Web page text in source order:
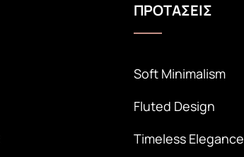
Ottoman
ΠΡΟΤΑΣΕΙΣ
Soft Minimalism
Fluted Design
Timeless Elegance